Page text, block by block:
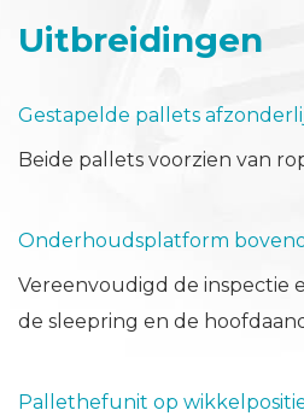
Uitbreidingen
Gestapelde pallets
Beide pallets voorzien van
Onderhoudsplatform
Vereenvoudigd de inspectie
de sleepring en de
Pallethefunit op